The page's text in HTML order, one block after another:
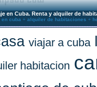
en Cuba. Renta y alquiler de
cuba + alquiler de habitaciones +
viajar a cuba
habitacion